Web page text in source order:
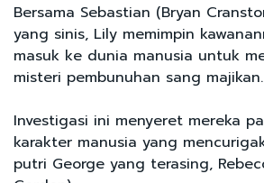
Bersama Sebastian (Bryan
yang sinis, Lily memimpin
masuk ke dunia manusia untuk
misteri pembunuhan sang majikan.
Investigasi ini menyeret mereka
karakter manusia yang
putri George yang terasing,